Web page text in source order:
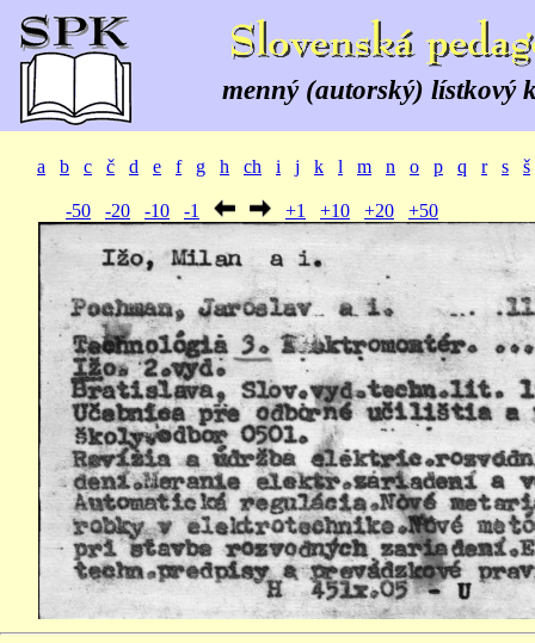
menný (autorský) lístkový
a b c č d e f g h ch i j k l m n o p q r s š
-50 -20 -10 -1 +1 +10 +20 +50